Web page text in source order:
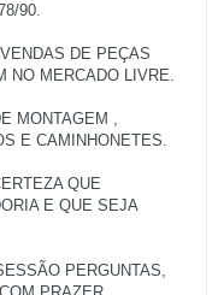
90.
DE PEÇAS
NO MERCADO LIVRE.
MONTAGEM ,
E CAMINHONETES.
QUE
E QUE SEJA
PERGUNTAS,